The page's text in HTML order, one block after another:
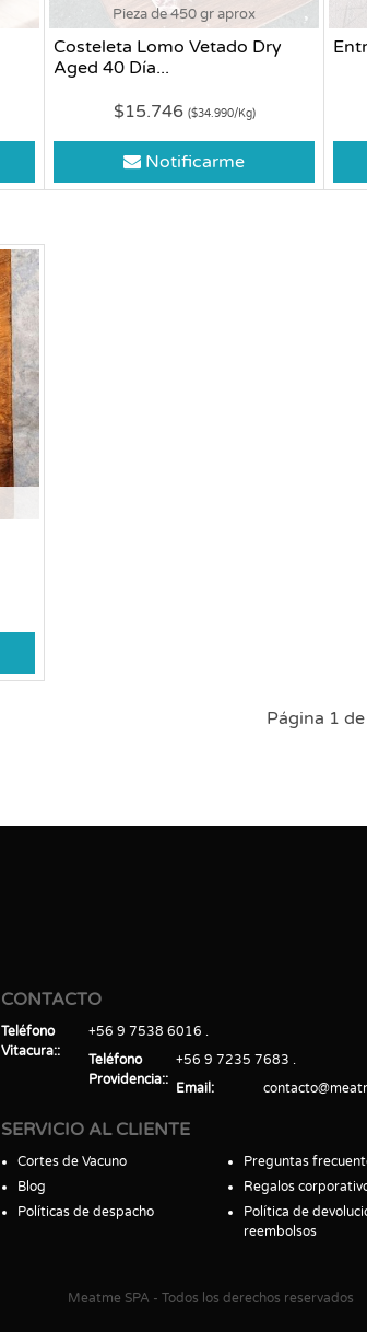
Pieza de 450 gr aprox
Costeleta Lomo Vetado Dry
Aged 40 Día...
$15.746 ($34.990/Kg)
Notificarme
Página 1
CONTACTO
Teléfono
Vitacura:
+56 9 7538 6016
Teléfono
Providencia:
+56 9 7235 7683
Email
SERVICIO AL CLIENTE
Cortes de Vacuno
Blog
Políticas de despacho
Preguntas
Regalos
Política de
reembolsos
Meatme SPA - Todos los derechos reservados